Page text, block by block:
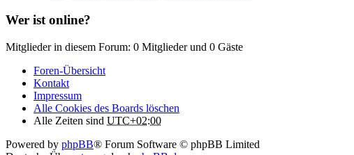
Wer ist online?
Mitglieder in diesem Forum: 0 Mitglieder und 0 Gäste
Foren-Übersicht
Kontakt
Impressum
Alle Cookies des Boards löschen
Alle Zeiten sind UTC+02:00
Powered by phpBB® Forum Software © phpBB Limited